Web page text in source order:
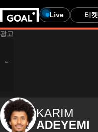
Live 티켓
KARIM
ADEYEMI